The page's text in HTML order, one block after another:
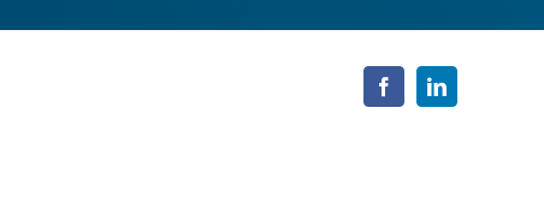
FacebookLinkedIn